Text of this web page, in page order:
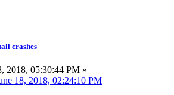
crashes
2018, 05:30:44 PM »
18, 2018, 02:24:10 PM